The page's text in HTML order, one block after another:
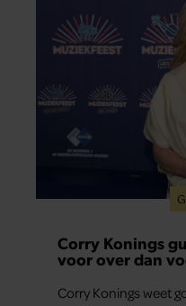
Corry Konings
voor over dan
Corry Konings weet